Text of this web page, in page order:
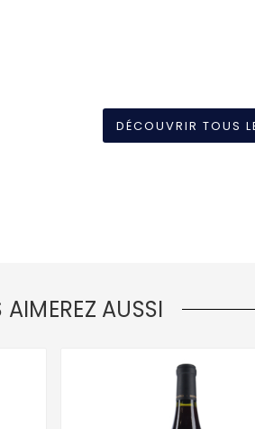
DÉCOUVRIR TOUS
AUSSI